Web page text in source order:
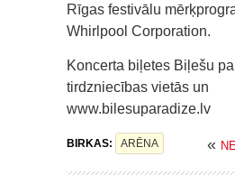
Rīgas festivālu
Whirlpool Corporation.
Koncerta biļetes Biļešu
tirdzniecības vietās un
www.bilesuparadize.lv
BIRKAS: ARĒNA «